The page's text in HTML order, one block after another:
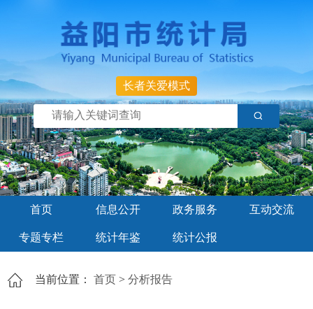
长者关爱模式
首页 信息公开 政务服务 互动交流
专题专栏 统计年鉴 统计公报
当前位置： 首页 > 分析报告